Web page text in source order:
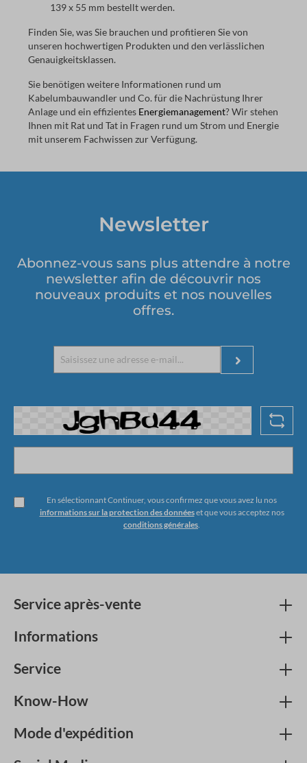
139 x 55 mm bestellt werden.
Finden Sie, was Sie brauchen und profitieren Sie von
unseren hochwertigen Produkten und den verlässlichen
Genauigkeitsklassen.
Sie benötigen weitere Informationen rund um
Kabelumbauwandler und Co. für die Nachrüstung Ihrer
Anlage und ein effizientes Energiemanagement? Wir stehen
Ihnen mit Rat und Tat in Fragen rund um Strom und Energie
mit unserem Fachwissen zur Verfügung.
Newsletter
Abonnez-vous sans plus attendre à notre
newsletter afin de découvrir nos
nouveaux produits et nos nouvelles
offres.
En sélectionnant Continuer, vous confirmez que vous avez lu nos
informations sur la protection des donnéeset que vous acceptez nos
conditions générales.
Service après-vente
Informations
Service
Know-How
Mode d'expédition